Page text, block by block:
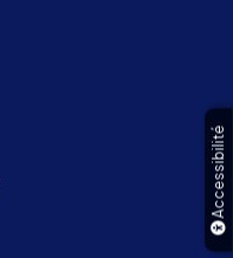
Accessibilité